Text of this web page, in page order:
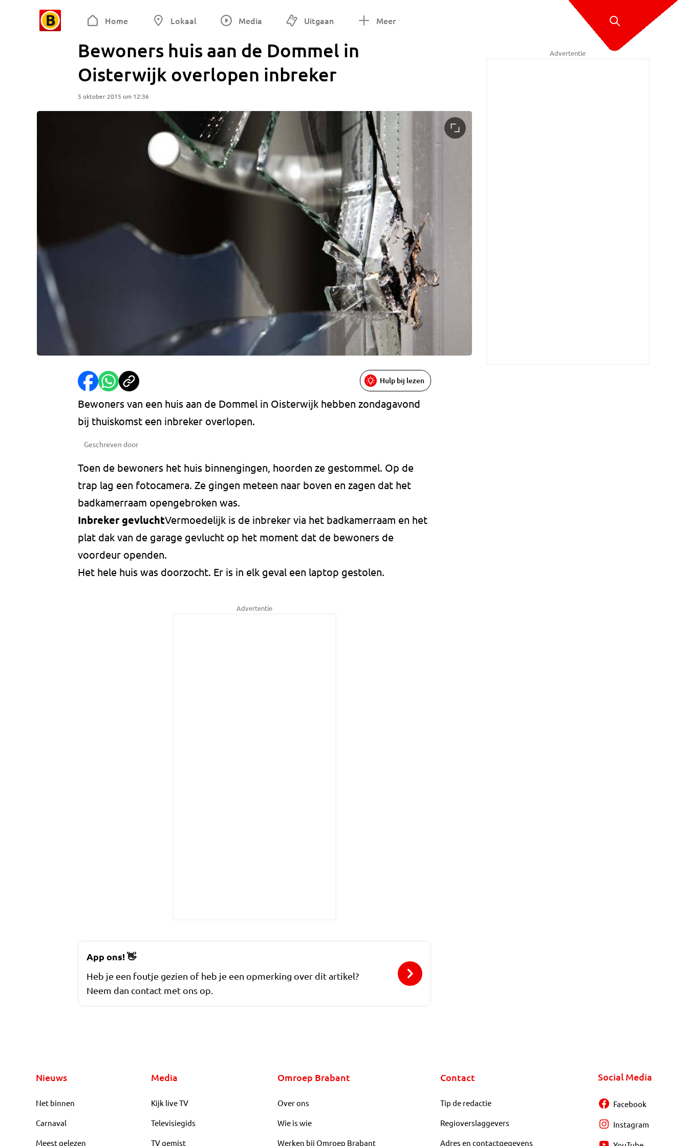
Home Lokaal Media Uitgaan Meer
Bewoners huis aan de Dommel in
Oisterwijk overlopen inbreker
5 oktober 2015 om 12:36
Hulp bij lezen
Bewoners van een huis aan de Dommel in Oisterwijk hebben zondagavond
bij thuiskomst een inbreker overlopen.
Geschreven door
Toen de bewoners het huis binnengingen, hoorden ze gestommel. Op de
trap lag een fotocamera. Ze gingen meteen naar boven en zagen dat het
badkamerraam opengebroken was.
Inbreker gevluchtVermoedelijk is de inbreker via het badkamerraam en het
plat dak van de garage gevlucht op het moment dat de bewoners de
voordeur openden.
Het hele huis was doorzocht. Er is in elk geval een laptop gestolen.
Advertentie
Advertentie
App ons!👋
Heb je een foutje gezien of heb je een opmerking over dit artikel?
Neem dan contact met ons op.
Nieuws
Net binnen
Carnaval
Meest gelezen
Media
Kijk live TV
Televisiegids
TV gemist
Omroep Brabant
Over ons
Wie is wie
Werken bij Omroep Brabant
Contact
Tip de redactie
Regioverslaggevers
Adres en contactgegevens
Social Media
Facebook
Instagram